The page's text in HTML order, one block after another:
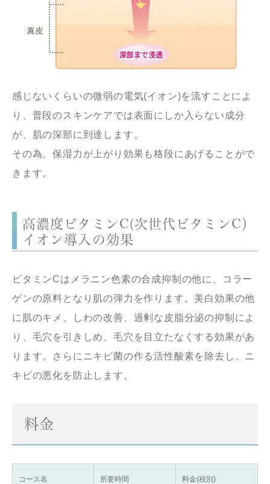
感じないくらいの微弱の電気(イオン)を流すことによ
り、普段のスキンケアでは表面にしか入らない成分
が、肌の深部に到達します。
その為、保湿力が上がり効果も格段にあげることがで
きます。
高濃度ビタミンC(次世代ビタミンC）
イオン導入の効果
ビタミンCはメラニン色素の合成抑制の他に、コラー
ゲンの原料となり肌の弾力を作ります。美白効果の他
に肌のキメ、しわの改善、過剰な皮脂分泌の抑制によ
り、毛穴を引きしめ、毛穴を目立たなくする効果があ
ります。さらにニキビ菌の作る活性酸素を除去し、ニ
キビの悪化を防止します。
料金
コース名 所要時間 料金(税別)